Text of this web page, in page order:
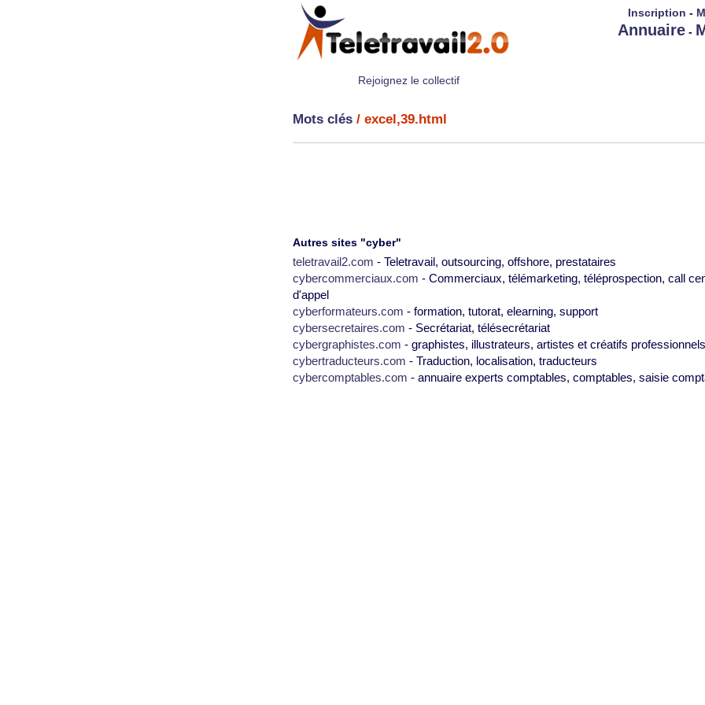
Rejoignez le collectif
Inscription -
Annuaire -
Mots clés / excel,39.html
Autres sites "cyber"
teletravail2.com - Teletravail, outsourcing, offshore, prestataires
cybercommerciaux.com - Commerciaux, télémarketing, téléprospection, call
d'appel
cyberformateurs.com - formation, tutorat, elearning, support
cybersecretaires.com - Secrétariat, télésecrétariat
cybergraphistes.com - graphistes, illustrateurs, artistes et créatifs professionnels
cybertraducteurs.com - Traduction, localisation, traducteurs
cybercomptables.com - annuaire experts comptables, comptables, saisie